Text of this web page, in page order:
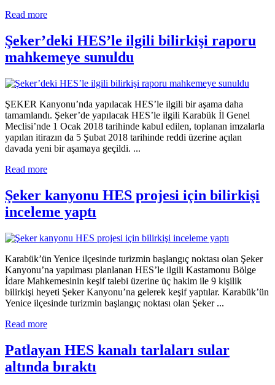
Read more
Şeker’deki HES’le ilgili bilirkişi raporu
mahkemeye sunuldu
ŞEKER Kanyonu’nda yapılacak HES’le ilgili bir aşama daha
tamamlandı. Şeker’de yapılacak HES’le ilgili Karabük İl Genel
Meclisi’nde 1 Ocak 2018 tarihinde kabul edilen, toplanan imzalarla
yapılan itirazın da 5 Şubat 2018 tarihinde reddi üzerine açılan
davada yeni bir aşamaya geçildi. ...
Read more
Şeker kanyonu HES projesi için bilirkişi
inceleme yaptı
Karabük’ün Yenice ilçesinde turizmin başlangıç noktası olan Şeker
Kanyonu’na yapılması planlanan HES’le ilgili Kastamonu Bölge
İdare Mahkemesinin keşif talebi üzerine üç hakim ile 9 kişilik
bilirkişi heyeti Şeker Kanyonu’na gelerek keşif yaptılar. Karabük’ün
Yenice ilçesinde turizmin başlangıç noktası olan Şeker ...
Read more
Patlayan HES kanalı tarlaları sular
altında bıraktı